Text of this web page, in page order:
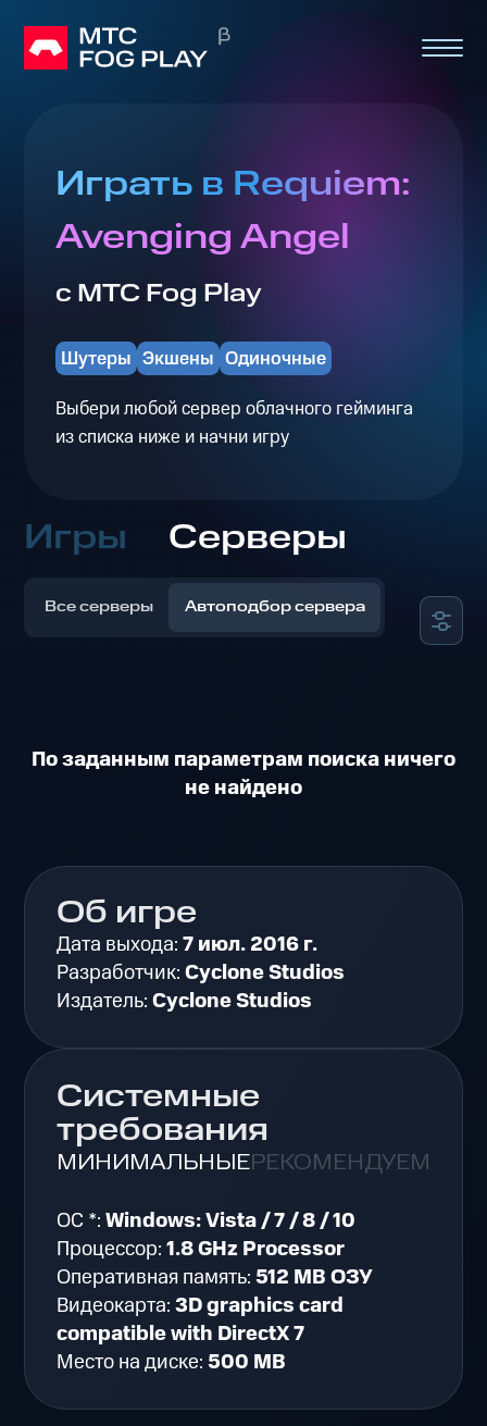
Играть в Requiem:
Avenging Angel
с МТС Fog Play
Шутеры Экшены Одиночные
Выбери любой сервер облачного гейминга
из списка ниже и начни игру
Игры Серверы
Все серверы Автоподбор сервера
По заданным параметрам поиска ничего
не найдено
Об игре
Дата выхода:7 июл. 2016 г.
Разработчик:Cyclone Studios
Издатель:Cyclone Studios
Системные
требования
МИНИМАЛЬНЫЕРЕКОМЕНДУЕМЫЕ
ОС *:Windows: Vista / 7 / 8 / 10
Процессор:1.8 GHz Processor
Оперативная память:512 MB ОЗУ
Видеокарта:3D graphics card
compatible with DirectX 7
Место на диске:500 MB